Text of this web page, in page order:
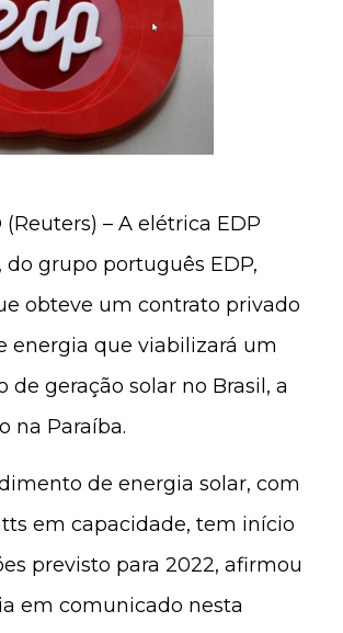
(Reuters) – A elétrica EDP
do grupo português EDP,
obteve um contrato privado
energia que viabilizará um
de geração solar no Brasil, a
na Paraíba.
de energia solar, com
em capacidade, tem início
previsto para 2022, afirmou
em comunicado nesta